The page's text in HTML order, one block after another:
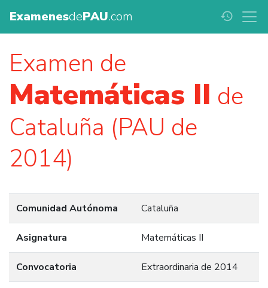
ExamenesdePAU.com history
Examen de
Matemáticas II de
Cataluña (PAU de
2014)
Comunidad Autónoma Cataluña
Asignatura Matemáticas II
Convocatoria Extraordinaria de 2014